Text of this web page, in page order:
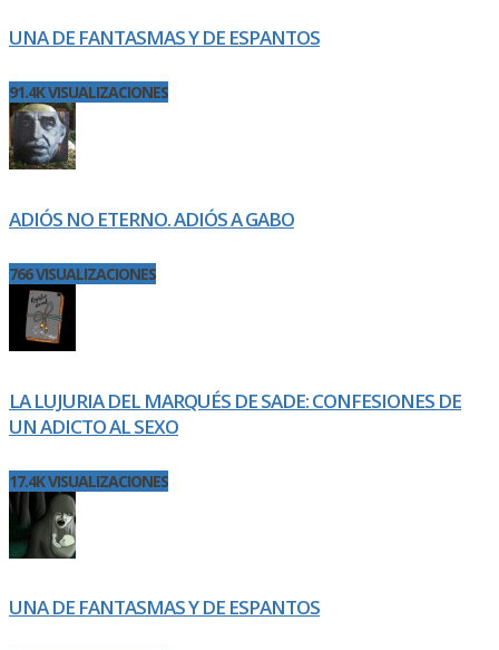
UNA DE FANTASMAS Y DE ESPANTOS
91.4K VISUALIZACIONES
ADIÓS NO ETERNO. ADIÓS A GABO
766 VISUALIZACIONES
LA LUJURIA DEL MARQUÉS DE SADE: CONFESIONES DE
UN ADICTO AL SEXO
17.4K VISUALIZACIONES
UNA DE FANTASMAS Y DE ESPANTOS